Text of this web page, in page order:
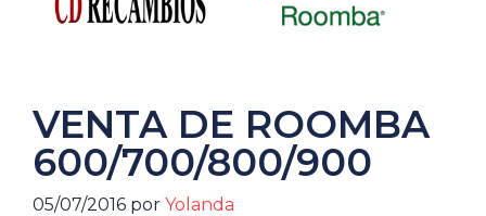
VENTA DE ROOMBA
600/700/800/900
05/07/2016 por Yolanda